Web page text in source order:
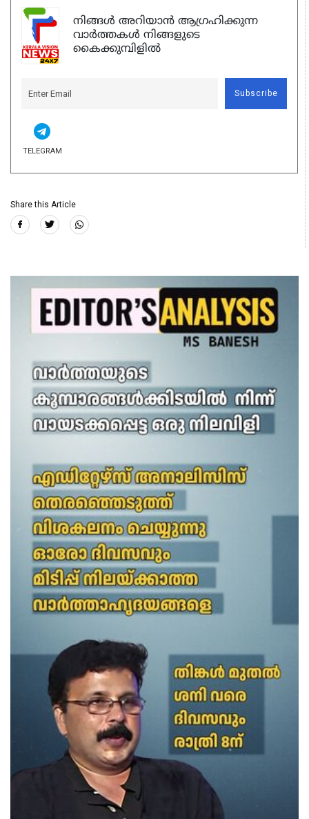
നിങ്ങൾ അറിയാൻ ആഗ്രഹിക്കുന്ന
വാർത്തകൾ നിങ്ങളുടെ
കൈക്കുമ്പിളിൽ
Subscribe
TELEGRAM
Share this Article